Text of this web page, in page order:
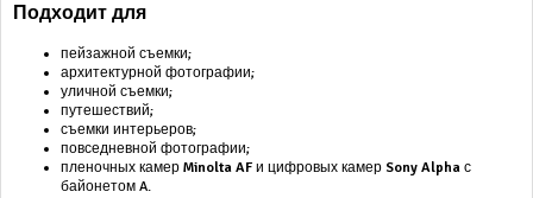
Подходит для
пейзажной съемки;
архитектурной фотографии;
уличной съемки;
путешествий;
съемки интерьеров;
повседневной фотографии;
пленочных камер Minolta AF и цифровых камер Sony Alpha с
байонетом A.